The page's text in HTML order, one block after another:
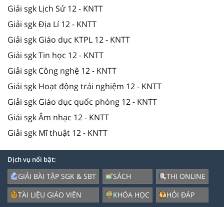
Giải sgk Lịch Sử 12 - KNTT
Giải sgk Địa Lí 12 - KNTT
Giải sgk Giáo dục KTPL 12 - KNTT
Giải sgk Tin học 12 - KNTT
Giải sgk Công nghệ 12 - KNTT
Giải sgk Hoạt động trải nghiệm 12 - KNTT
Giải sgk Giáo dục quốc phòng 12 - KNTT
Giải sgk Âm nhạc 12 - KNTT
Giải sgk Mĩ thuật 12 - KNTT
Dịch vụ nổi bật:
GIẢI BÀI TẬP SGK & SBT
TÀI LIỆU GIÁO VIÊN
SÁCH
KHÓA HỌC
THI ONLINE
HỎI ĐÁP